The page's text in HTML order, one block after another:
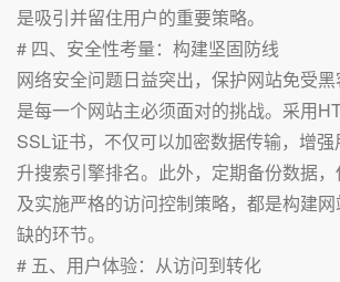
是吸引并留住用户的重要策略。
# 四、安全性考量：构建坚固防线
网络安全问题日益突出，保护网站免受
是每一个网站主必须面对的挑战。采用
SSL证书，不仅可以加密数据传输，增
升搜索引擎排名。此外，定期备份数据
及实施严格的访问控制策略，都是构建
缺的环节。
# 五、用户体验：从访问到转化